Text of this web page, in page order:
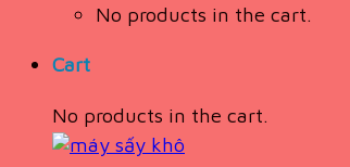
No products in the cart.
Cart
No products in the cart.